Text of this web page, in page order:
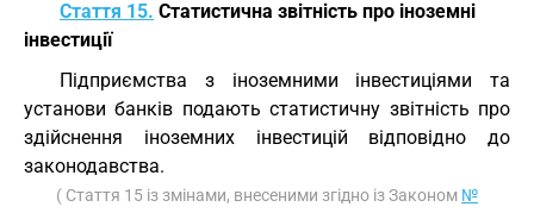
Стаття 15. Статистична звітність про іноземні
інвестиції
Підприємства з іноземними інвестиціями та
установи банків подають статистичну звітність про
здійснення іноземних інвестицій відповідно до
законодавства.
( Стаття 15 із змінами, внесеними згідно із Законом №